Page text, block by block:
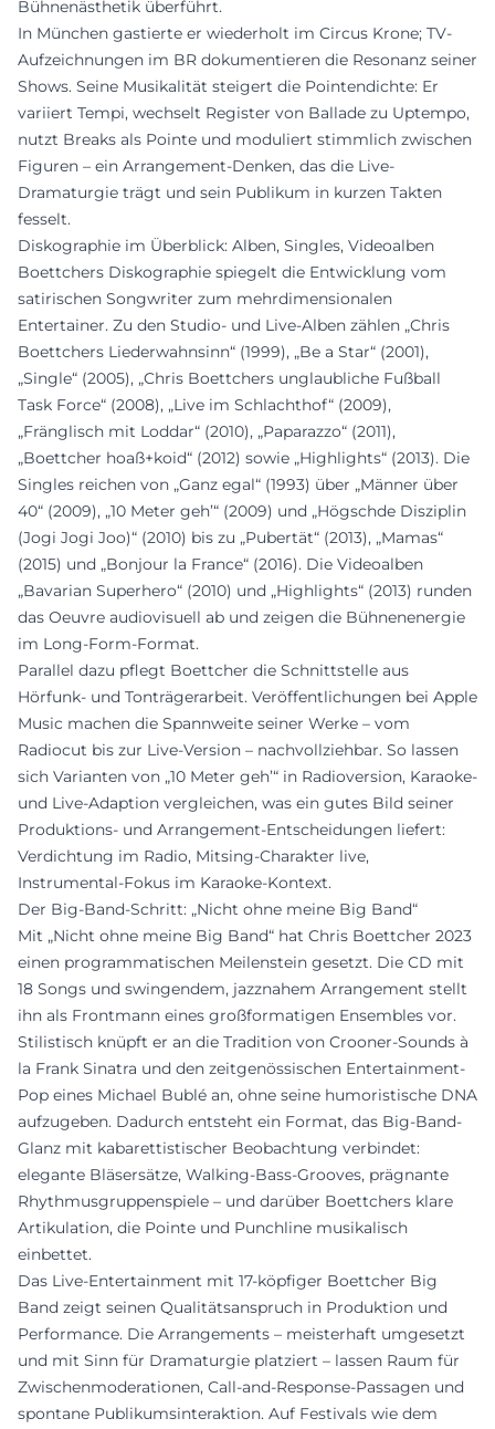
Bühnenästhetik überführt.
In München gastierte er wiederholt im Circus Krone; TV-
Aufzeichnungen im BR dokumentieren die Resonanz seiner
Shows. Seine Musikalität steigert die Pointendichte: Er
variiert Tempi, wechselt Register von Ballade zu Uptempo,
nutzt Breaks als Pointe und moduliert stimmlich zwischen
Figuren – ein Arrangement-Denken, das die Live-
Dramaturgie trägt und sein Publikum in kurzen Takten
fesselt.
Diskographie im Überblick: Alben, Singles, Videoalben
Boettchers Diskographie spiegelt die Entwicklung vom
satirischen Songwriter zum mehrdimensionalen
Entertainer. Zu den Studio- und Live-Alben zählen „Chris
Boettchers Liederwahnsinn“ (1999), „Be a Star“ (2001),
„Single“ (2005), „Chris Boettchers unglaubliche Fußball
Task Force“ (2008), „Live im Schlachthof“ (2009),
„Fränglisch mit Loddar“ (2010), „Paparazzo“ (2011),
„Boettcher hoaß+koid“ (2012) sowie „Highlights“ (2013). Die
Singles reichen von „Ganz egal“ (1993) über „Männer über
40“ (2009), „10 Meter geh’“ (2009) und „Högschde Disziplin
(Jogi Jogi Joo)“ (2010) bis zu „Pubertät“ (2013), „Mamas“
(2015) und „Bonjour la France“ (2016). Die Videoalben
„Bavarian Superhero“ (2010) und „Highlights“ (2013) runden
das Oeuvre audiovisuell ab und zeigen die Bühnenenergie
im Long-Form-Format.
Parallel dazu pflegt Boettcher die Schnittstelle aus
Hörfunk- und Tonträgerarbeit. Veröffentlichungen bei Apple
Music machen die Spannweite seiner Werke – vom
Radiocut bis zur Live-Version – nachvollziehbar. So lassen
sich Varianten von „10 Meter geh’“ in Radioversion, Karaoke-
und Live-Adaption vergleichen, was ein gutes Bild seiner
Produktions- und Arrangement-Entscheidungen liefert:
Verdichtung im Radio, Mitsing-Charakter live,
Instrumental-Fokus im Karaoke-Kontext.
Der Big-Band-Schritt: „Nicht ohne meine Big Band“
Mit „Nicht ohne meine Big Band“ hat Chris Boettcher 2023
einen programmatischen Meilenstein gesetzt. Die CD mit
18 Songs und swingendem, jazznahem Arrangement stellt
ihn als Frontmann eines großformatigen Ensembles vor.
Stilistisch knüpft er an die Tradition von Crooner-Sounds à
la Frank Sinatra und den zeitgenössischen Entertainment-
Pop eines Michael Bublé an, ohne seine humoristische DNA
aufzugeben. Dadurch entsteht ein Format, das Big-Band-
Glanz mit kabarettistischer Beobachtung verbindet:
elegante Bläsersätze, Walking-Bass-Grooves, prägnante
Rhythmusgruppenspiele – und darüber Boettchers klare
Artikulation, die Pointe und Punchline musikalisch
einbettet.
Das Live-Entertainment mit 17-köpfiger Boettcher Big
Band zeigt seinen Qualitätsanspruch in Produktion und
Performance. Die Arrangements – meisterhaft umgesetzt
und mit Sinn für Dramaturgie platziert – lassen Raum für
Zwischenmoderationen, Call-and-Response-Passagen und
spontane Publikumsinteraktion. Auf Festivals wie dem